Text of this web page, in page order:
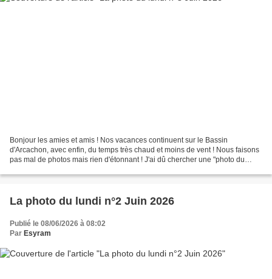
Bonjour les amies et amis ! Nos vacances continuent sur le Bassin
d'Arcachon, avec enfin, du temps très chaud et moins de vent ! Nous faisons
pas mal de photos mais rien d'étonnant ! J'ai dû chercher une "photo du
La photo du lundi n°2 Juin 2026
Publié le 08/06/2026 à 08:02
Par Esyram